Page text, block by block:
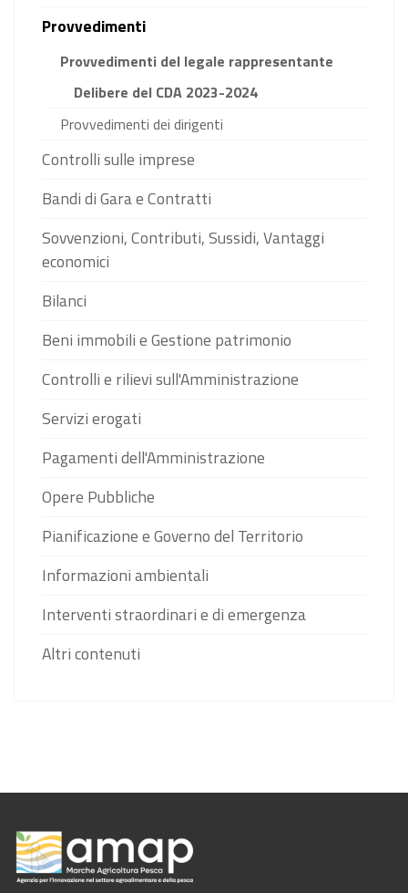
Provvedimenti
Provvedimenti del legale rappresentante
Delibere del CDA 2023-2024
Provvedimenti dei dirigenti
Controlli sulle imprese
Bandi di Gara e Contratti
Sovvenzioni, Contributi, Sussidi, Vantaggi
economici
Bilanci
Beni immobili e Gestione patrimonio
Controlli e rilievi sull'Amministrazione
Servizi erogati
Pagamenti dell'Amministrazione
Opere Pubbliche
Pianificazione e Governo del Territorio
Informazioni ambientali
Interventi straordinari e di emergenza
Altri contenuti